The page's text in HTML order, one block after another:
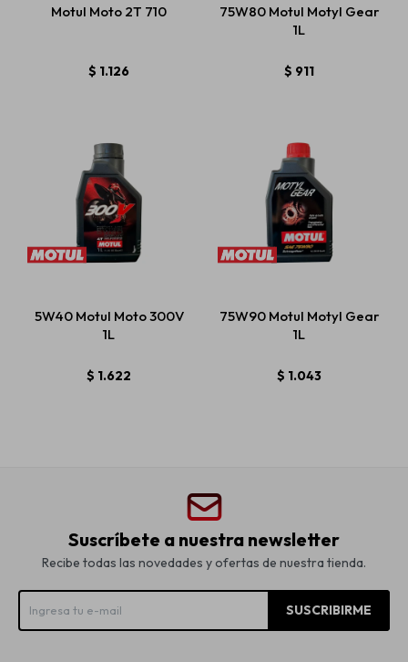
Motul Moto 2T 710
$ 1.126
75W80 Motul Motyl Gear
1L
$ 911
5W40 Motul Moto 300V
1L
$ 1.622
75W90 Motul Motyl Gear
1L
$ 1.043
Suscríbete a nuestra newsletter
Recibe todas las novedades y ofertas de nuestra tienda.
SUSCRIBIRME